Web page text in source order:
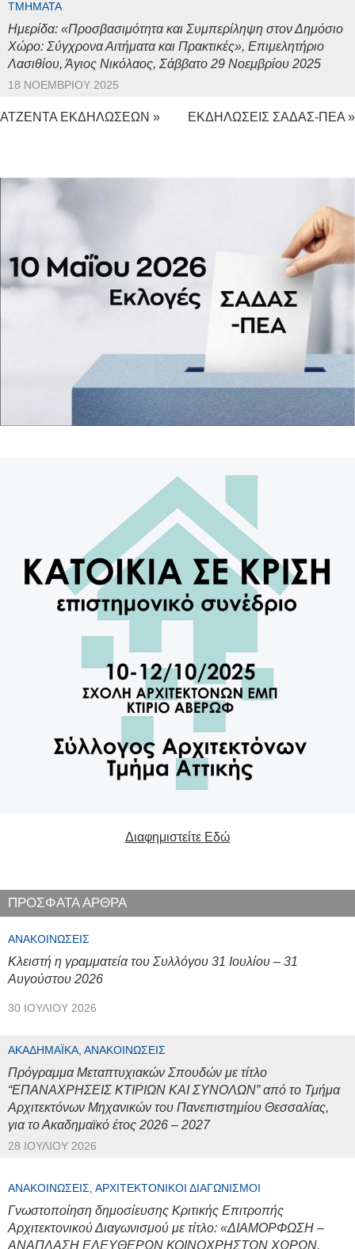
ΤΜΉΜΑΤΑ
Ημερίδα: «Προσβασιμότητα και Συμπερίληψη στον Δημόσιο
Χώρο: Σύγχρονα Αιτήματα και Πρακτικές», Επιμελητήριο
Λασιθίου, Άγιος Νικόλαος, Σάββατο 29 Νοεμβρίου 2025
18 ΝΟΕΜΒΡΊΟΥ 2025
ΑΤΖΕΝΤΑ ΕΚΔΗΛΩΣΕΩΝ » ΕΚΔΗΛΩΣΕΙΣ ΣΑΔΑΣ-ΠΕΑ »
Διαφημιστείτε Εδώ
ΠΡΟΣΦΑΤΑ ΑΡΘΡΑ
ΑΝΑΚΟΙΝΏΣΕΙΣ
Κλειστή η γραμματεία του Συλλόγου 31 Ιουλίου – 31
Αυγούστου 2026
30 ΙΟΥΛΊΟΥ 2026
ΑΚΑΔΗΜΑΪΚΆ, ΑΝΑΚΟΙΝΏΣΕΙΣ
Πρόγραμμα Μεταπτυχιακών Σπουδών με τίτλο
“ΕΠΑΝΑΧΡΗΣΕΙΣ ΚΤΙΡΙΩΝ ΚΑΙ ΣΥΝΟΛΩΝ” από το Τμήμα
Αρχιτεκτόνων Μηχανικών του Πανεπιστημίου Θεσσαλίας,
για το Ακαδημαϊκό έτος 2026 – 2027
28 ΙΟΥΛΊΟΥ 2026
ΑΝΑΚΟΙΝΏΣΕΙΣ, ΑΡΧΙΤΕΚΤΟΝΙΚΟΊ ΔΙΑΓΩΝΙΣΜΟΊ
Γνωστοποίηση δημοσίευσης Κριτικής Επιτροπής
Αρχιτεκτονικού Διαγωνισμού με τίτλο: «ΔΙΑΜΟΡΦΩΣΗ –
ΑΝΑΠΛΑΣΗ ΕΛΕΥΘΕΡΩΝ ΚΟΙΝΟΧΡΗΣΤΩΝ ΧΩΡΩΝ,